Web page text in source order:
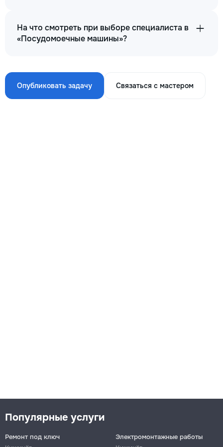
На что смотреть при выборе специалиста в
«Посудомоечные машины»?
Опубликовать задачу Связаться с мастером
Популярные услуги
Ремонт под ключ
Электромонтажные работы